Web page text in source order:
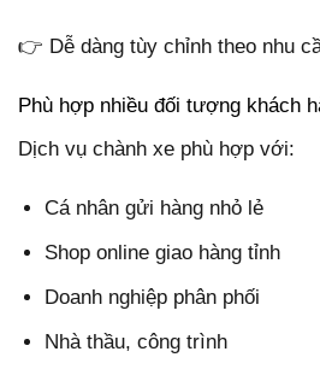
👉 Dễ dàng tùy chỉnh theo nhu
Phù hợp nhiều đối tượng khách
Dịch vụ chành xe phù hợp với:
Cá nhân gửi hàng nhỏ lẻ
Shop online giao hàng tỉnh
Doanh nghiệp phân phối
Nhà thầu, công trình